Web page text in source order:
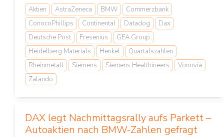
Aktien AstraZeneca BMW
Commerzbank
ConocoPhillips
Continental Datadog
Dax
Deutsche Post
Fresenius
GEA Group
Heidelberg Materials
Henkel
Quartalszahlen
Rheinmetall
Siemens Siemens Healthineers
Vonovia
Zalando
DAX legt Nachmittagsrally aufs Parkett –
Autoaktien nach BMW-Zahlen gefragt